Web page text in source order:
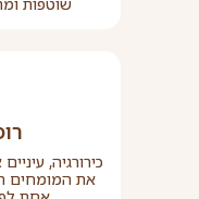
כירורגיה,
את המומחים